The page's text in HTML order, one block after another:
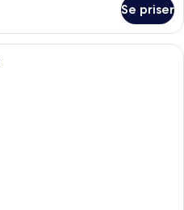
Se priser
Et hotelværelse med en stor seng,